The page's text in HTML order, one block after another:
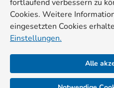
fortlaufend verbessern zu
Cookies. Weitere
eingesetzten Cookies
Einstellungen.
Alle